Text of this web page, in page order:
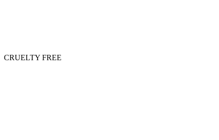
CRUELTY FREE